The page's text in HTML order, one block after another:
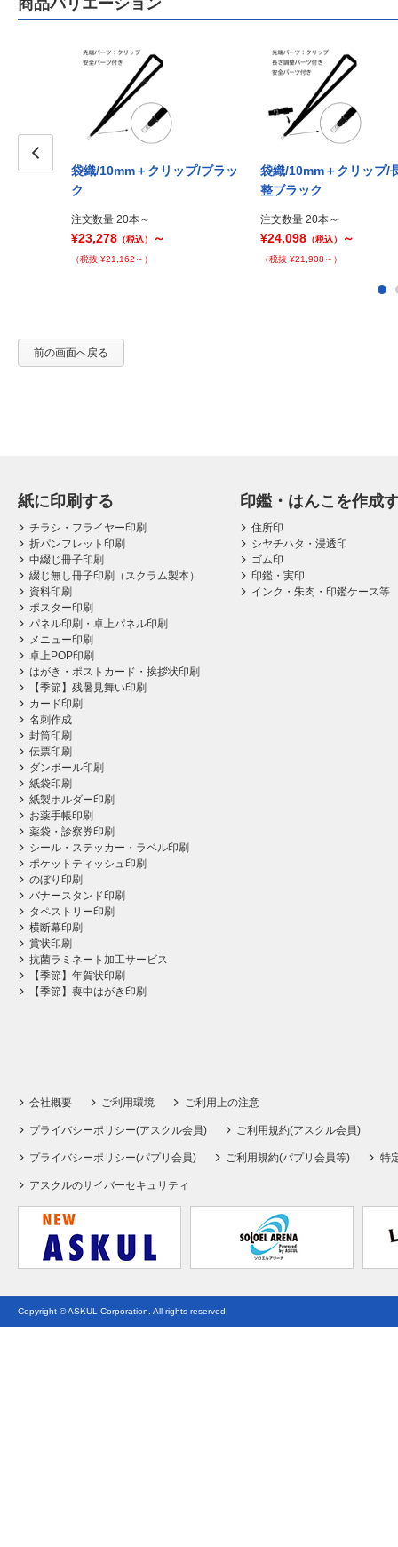
商品バリエーション
袋織/10mm＋クリップ/ブラッ
ク
注文数量 20本～
¥23,278 （税込） ～
（税抜 ¥21,162～）
袋織/10mm＋クリップ/
整ブラック
注文数量 20本～
¥24,098 （税込） ～
（税抜 ¥21,908～）
前の画面へ戻る
紙に印刷する
チラシ・フライヤー印刷
折パンフレット印刷
中綴じ冊子印刷
綴じ無し冊子印刷（スクラム製本）
資料印刷
ポスター印刷
パネル印刷・卓上パネル印刷
メニュー印刷
卓上POP印刷
はがき・ポストカード・挨拶状印刷
【季節】残暑見舞い印刷
カード印刷
名刺作成
封筒印刷
伝票印刷
ダンボール印刷
紙袋印刷
紙製ホルダー印刷
お薬手帳印刷
薬袋・診察券印刷
シール・ステッカー・ラベル印刷
ポケットティッシュ印刷
のぼり印刷
バナースタンド印刷
タペストリー印刷
横断幕印刷
賞状印刷
抗菌ラミネート加工サービス
【季節】年賀状印刷
【季節】喪中はがき印刷
印鑑・はんこを作成
住所印
シヤチハタ・浸透印
ゴム印
印鑑・実印
インク・朱肉・印鑑ケース等
会社概要 ご利用環境 ご利用上の注意
プライバシーポリシー(アスクル会員) ご利用規約(アスクル会員)
プライバシーポリシー(パプリ会員) ご利用規約(パプリ会員等) 特
アスクルのサイバーセキュリティ
Copyright © ASKUL Corporation. All rights reserved.